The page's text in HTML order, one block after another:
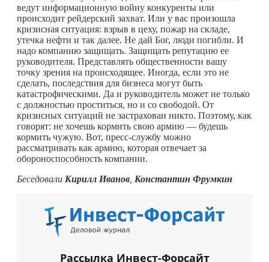
ведут информационную войну конкуренты или
происходит рейдерский захват. Или у вас произошла
кризисная ситуация: взрыв в цеху, пожар на складе,
утечка нефти и так далее. Не дай Бог, люди погибли. И
надо компанию защищать. Защищать репутацию ее
руководителя. Представлять общественности вашу
точку зрения на происходящее. Иногда, если это не
сделать, последствия для бизнеса могут быть
катастрофическими. Да и руководитель может не только
с должностью проститься, но и со свободой. От
кризисных ситуаций не застрахован никто. Поэтому, как
говорят: не хочешь кормить свою армию — будешь
кормить чужую. Вот, пресс-службу можно
рассматривать как армию, которая отвечает за
обороноспособность компании.
Беседовали Кирилл Иванов Константин Фрумкин
Рассылка Инвест-Форсайт